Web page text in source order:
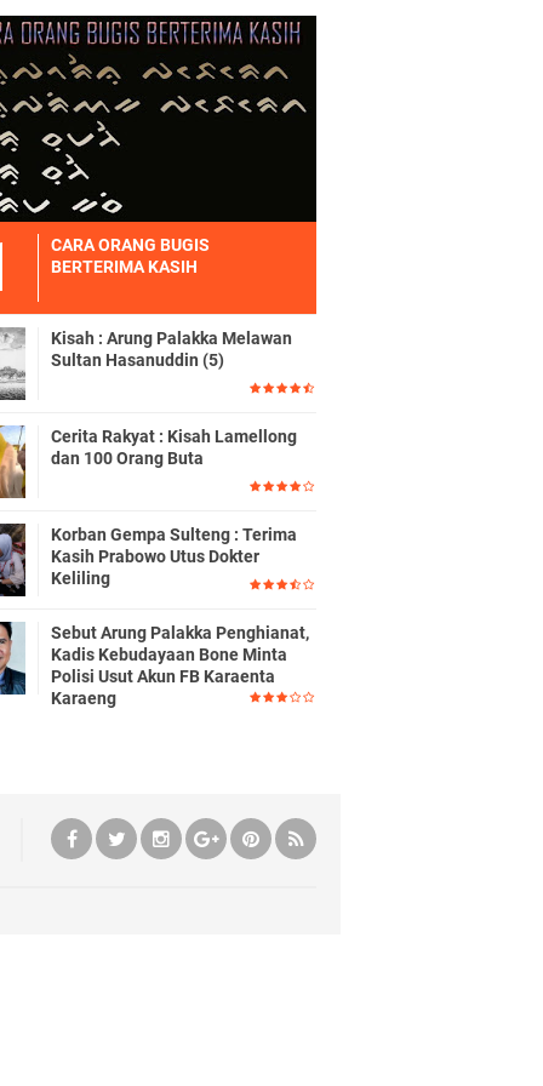
CARA ORANG BUGIS
BERTERIMA KASIH
Kisah : Arung Palakka Melawan
Sultan Hasanuddin (5)
Cerita Rakyat : Kisah Lamellong
dan 100 Orang Buta
Korban Gempa Sulteng : Terima
Kasih Prabowo Utus Dokter
Keliling
Sebut Arung Palakka Penghianat,
Kadis Kebudayaan Bone Minta
Polisi Usut Akun FB Karaenta
Karaeng